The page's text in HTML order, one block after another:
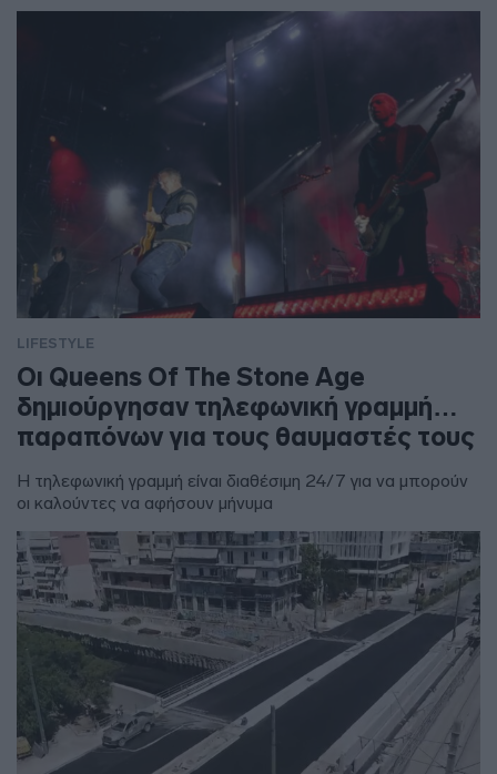
LIFESTYLE
Οι Queens Of The Stone Age
δημιούργησαν τηλεφωνική γραμμή…
παραπόνων για τους θαυμαστές τους
Η τηλεφωνική γραμμή είναι διαθέσιμη 24/7 για να μπορούν
οι καλούντες να αφήσουν μήνυμα